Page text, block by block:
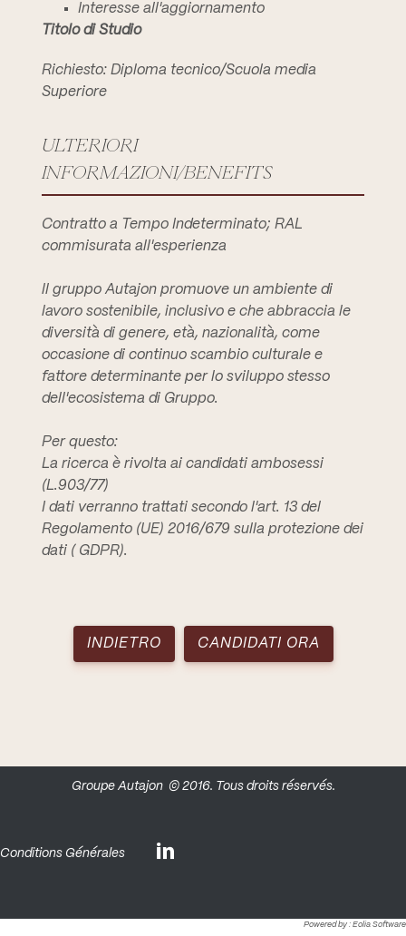
Interesse all'aggiornamento
Titolo di Studio
Richiesto: Diploma tecnico/Scuola media
Superiore
ULTERIORI
INFORMAZIONI/BENEFITS
Contratto a Tempo Indeterminato; RAL
commisurata all'esperienza
ll gruppo Autajon promuove un ambiente di
lavoro sostenibile, inclusivo e che abbraccia le
diversità di genere, età, nazionalità, come
occasione di continuo scambio culturale e
fattore determinante per lo sviluppo stesso
dell'ecosistema di Gruppo.
Per questo:
La ricerca è rivolta ai candidati ambosessi
(L.903/77)
I dati verranno trattati secondo l'art. 13 del
Regolamento (UE) 2016/679 sulla protezione dei
dati ( GDPR).
INDIETRO CANDIDATI ORA
Groupe Autajon © 2016. Tous droits réservés.
Conditions Générales
Powered by : Eolia Software